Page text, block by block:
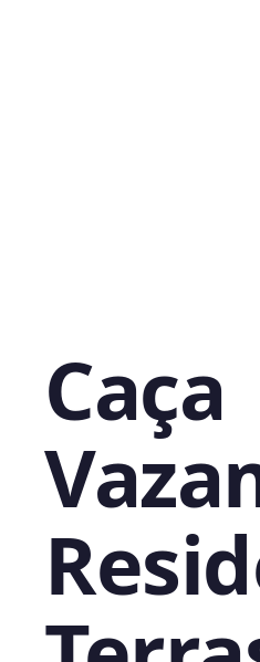
Caça